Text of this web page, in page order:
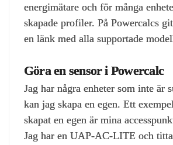
energimätare och för många
skapade profiler. På Powercalcs
en länk med alla supportade
Göra en sensor i Powercalc
Jag har några enheter som inte är
kan jag skapa en egen. Ett
skapat en egen är mina
Jag har en UAP-AC-LITE och